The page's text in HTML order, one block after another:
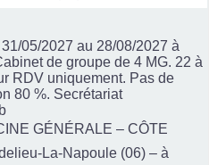
05/2027 au 28/08/2027 à
de groupe de 4 MG. 22 à
RDV uniquement. Pas de
80 %. Secrétariat
GÉNÉRALE – CÔTE
La-Napoule (06) – à